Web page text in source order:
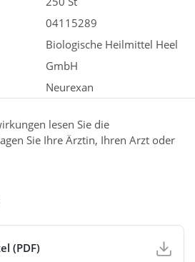
04115289
Biologische Heilmittel Heel
GmbH
Neurexan
lesen Sie die
Sie Ihre Ärztin, Ihren Arzt oder
(PDF)